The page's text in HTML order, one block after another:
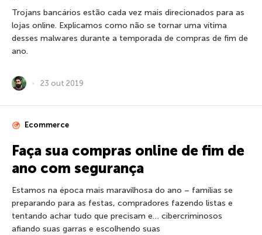
Trojans bancários estão cada vez mais direcionados para as
lojas online. Explicamos como não se tornar uma vítima
desses malwares durante a temporada de compras de fim de
ano.
23 out 2019
Ecommerce
Faça sua compras online de fim de
ano com segurança
Estamos na época mais maravilhosa do ano – famílias se
preparando para as festas, compradores fazendo listas e
tentando achar tudo que precisam e… cibercriminosos
afiando suas garras e escolhendo suas